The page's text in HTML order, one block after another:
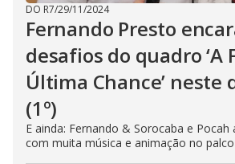
DO R7/29/11/2024
Fernando Presto
desafios do quadro ‘A
Última Chance’ neste
(1º)
E ainda: Fernando & Sorocaba e Pocah
com muita música e animação no